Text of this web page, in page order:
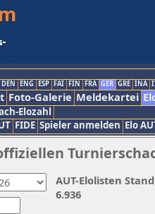
DEN ENG ESP FAI FIN FRA GER GRE INA
Foto-Galerie Meldekartei
Elozahl
FIDE Spieler anmelden Elo
AUT-Elolisten
6.936